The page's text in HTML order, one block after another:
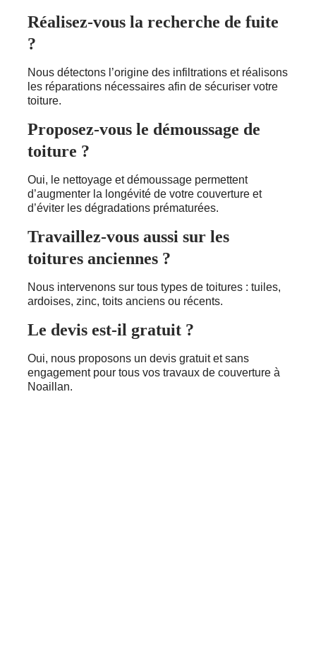
Réalisez-vous la recherche de fuite
?
Nous détectons l’origine des infiltrations et réalisons
les réparations nécessaires afin de sécuriser votre
toiture.
Proposez-vous le démoussage de
toiture ?
Oui, le nettoyage et démoussage permettent
d’augmenter la longévité de votre couverture et
d’éviter les dégradations prématurées.
Travaillez-vous aussi sur les
toitures anciennes ?
Nous intervenons sur tous types de toitures : tuiles,
ardoises, zinc, toits anciens ou récents.
Le devis est-il gratuit ?
Oui, nous proposons un devis gratuit et sans
engagement pour tous vos travaux de couverture à
Noaillan.